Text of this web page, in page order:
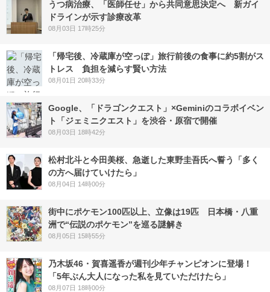
うつ病治療、「医師任せ」から共同意思決定へ 新ガイ
ドラインが示す診療改革
08月03日 17時25分
「帰宅後、冷蔵庫が空っぽ」旅行前後の食事に約5割がス
トレス 負担を減らす賢い方法
08月01日 20時33分
Google、「ドラゴンクエスト」×Geminiのコラボイベン
ト「ジェミニクエスト」を渋谷・原宿で開催
08月03日 18時42分
松村北斗と今田美桜、急逝した東野圭吾氏へ誓う「多く
の方へ届けていけたら」
08月04日 14時00分
街中にポケモン100匹以上、立像は19匹 日本橋・八重
洲で“伝説のポケモン”を巡る謎解き
08月05日 15時55分
乃木坂46・賀喜遥香が週刊少年チャンピオンに登場！
「5年ぶん大人になった私を見ていただけたら」
08月07日 18時00分